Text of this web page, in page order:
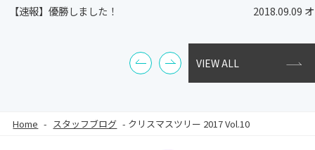
【速報】優勝しました！ 2018.09.09
VIEW ALL
Home - スタッフブログ - クリスマスツリー 2017 Vol.10